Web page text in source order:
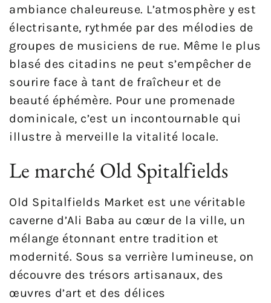
ambiance chaleureuse. L’atmosphère y est
électrisante, rythmée par des mélodies de
groupes de musiciens de rue. Même le plus
blasé des citadins ne peut s’empêcher de
sourire face à tant de fraîcheur et de
beauté éphémère. Pour une promenade
dominicale, c’est un incontournable qui
illustre à merveille la vitalité locale.
Le marché Old Spitalfields
Old Spitalfields Market est une véritable
caverne d’Ali Baba au cœur de la ville, un
mélange étonnant entre tradition et
modernité. Sous sa verrière lumineuse, on
découvre des trésors artisanaux, des
œuvres d’art et des délices